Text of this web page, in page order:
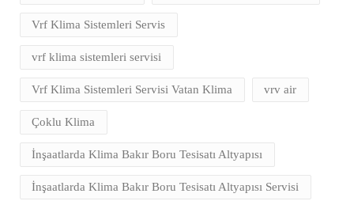
Vrf Klima Sistemleri Servis
vrf klima sistemleri servisi
Vrf Klima Sistemleri Servisi Vatan Klima vrv air
Çoklu Klima
İnşaatlarda Klima Bakır Boru Tesisatı Altyapısı
İnşaatlarda Klima Bakır Boru Tesisatı Altyapısı Servisi